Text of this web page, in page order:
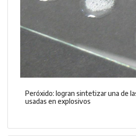
Peróxido: logran sintetizar una de
usadas en explosivos